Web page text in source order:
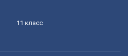
11 класс